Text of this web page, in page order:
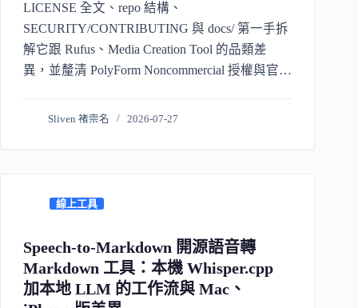
LICENSE 全文、repo 結構、
SECURITY/CONTRIBUTING 與 docs/ 第一手拆
解它跟 Rufus、Media Creation Tool 的品類差
異，並釐清 PolyForm Noncommercial 授權與官方
Sliven 褚崇名 2026-07-27
線上工具
Speech-to-Markdown 開源語音轉
Markdown 工具：本機 Whisper.cpp
加本地 LLM 的工作流與 Mac、